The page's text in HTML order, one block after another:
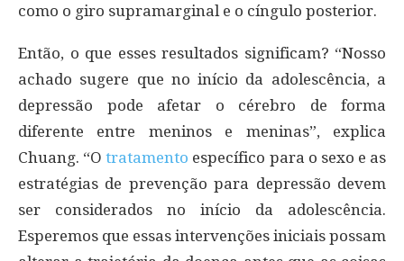
como o giro supramarginal e o cíngulo posterior.
Então, o que esses resultados significam? “Nosso
achado sugere que no início da adolescência, a
depressão pode afetar o cérebro de forma
diferente entre meninos e meninas”, explica
Chuang. “Otratamento específico para o sexo e as
estratégias de prevenção para depressão devem
ser considerados no início da adolescência.
Esperemos que essas intervenções iniciais possam